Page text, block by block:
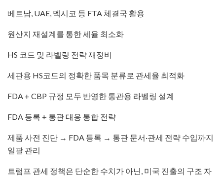
베트남, UAE, 멕시코 등 FTA 체결국 활용
원산지 재설계를 통한 세율 최소화
HS 코드 및 라벨링 전략 재정비
세관용 HS코드의 정확한 품목 분류로 관세율 최적화
FDA + CBP 규정 모두 반영한 통관용 라벨링 설계
FDA 등록 + 통관 대응 통합 전략
제품 사전 진단 → FDA 등록 → 통관 문서·관세 전략 수입까지
일괄 관리
​트럼프 관세 정책은 단순한 수치가 아닌, 미국 진출의 구조 자